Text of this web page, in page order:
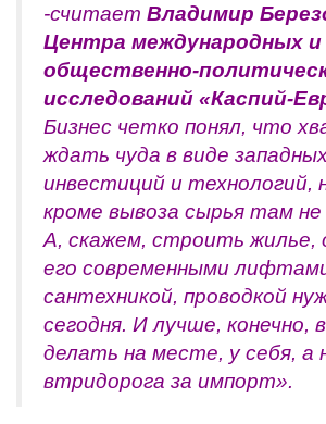
-считает Владимир
Центра международных и
общественно-
исследований «Каспий-
Бизнес четко понял, что
ждать чуда в виде
инвестиций и технологий,
кроме вывоза сырья там
А, скажем, строить жилье,
его современными
сантехникой, проводкой
сегодня. И лучше, конечно,
делать на месте, у себя, а
втридорога за импорт».